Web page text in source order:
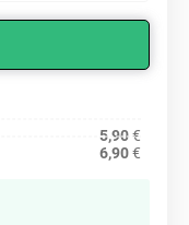
5,90€
6,90€